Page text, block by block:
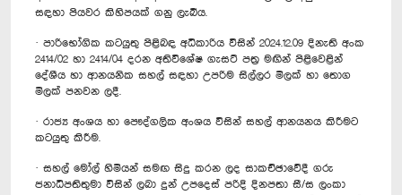
සඳහා පියවර කිහිපයක් ගනු ලැබීය.
· පාරිභෝගික කටයුතු පිළිබඳ අධිකාරිය විසින් 2024.12.09 දිනැති අංක
2414/02 හා 2414/04 දරන අතිවිශේෂ ගැසට් පත්‍ර මඟින් පිළිවෙළින්
දේශීය හා ආනයනික සහල් සඳහා උපරිම සිල්ලර මිලක් හා තොග
මිලක් පනවන ලදී.
· රාජ්‍ය අංශය හා පෞද්ගලික අංශය විසින් සහල් ආනයනය කිරීමට
කටයුතු කිරීම.
· සහල් මෝල් හිමියන් සමඟ සිදු කරන ලද සාකච්ඡාවේදී ගරු
ජනාධිපතිතුමා විසින් ලබා දුන් උපදෙස් පරිදි දිනපතා සී/ස ලංකා